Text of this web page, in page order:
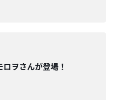
ロヲさんが登場！